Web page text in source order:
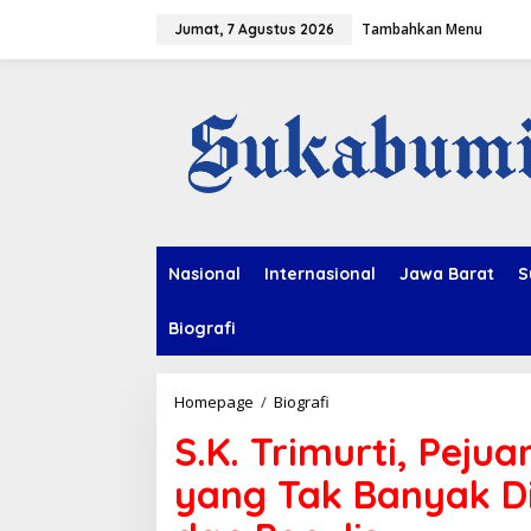
Jumat, 7 Agustus 2026 Tambahkan Menu
Nasional Internasional Jawa Barat
Biografi
Homepage / Biografi
K
.
T
r
S.K. Trimurti,
yang Tak Banyak